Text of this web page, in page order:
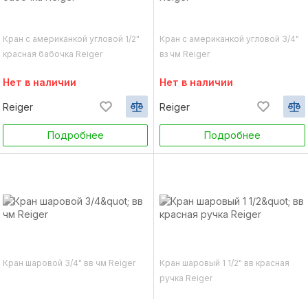
Кран с американкой угловой 1/2"
красная бабочка Reiger
Нет в наличии
Reiger
Подробнее
Кран с американкой угловой 3/4"
вз чм Reiger
Нет в наличии
Reiger
Подробнее
Кран шаровой 3/4" вв чм Reiger
Кран шаровый 1 1/2" вв красная
ручка Reiger